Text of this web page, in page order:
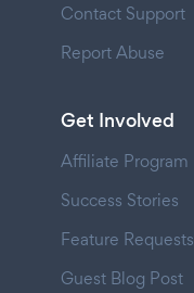
Contact Support
Report Abuse
Get Involved
Affiliate Program
Success Stories
Feature Requests
Guest Blog Post